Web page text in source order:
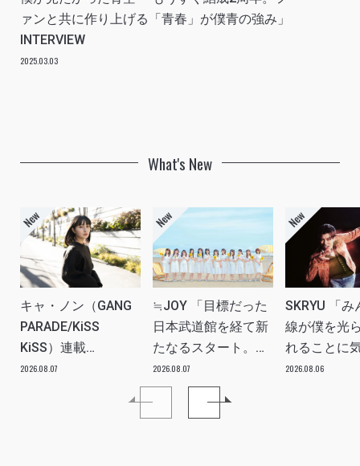
ァンと共に作り上げる「青春」が僕青の強み」
INTERVIEW
2025.03.03
What's New
キャ・ノン（GANG
PARADE/KiSS
KiSS）連載
vol.113「読者からの
質問”のんちゃんはラ
2026.08.07
≒JOY 「目標だった
日本武道館を経て新
たなるスタート。
≒JOYにしかない魅
力を磨いていきた
2026.08.07
SKRYU 「み
線が僕を光
れることに
た」
2026.08.06